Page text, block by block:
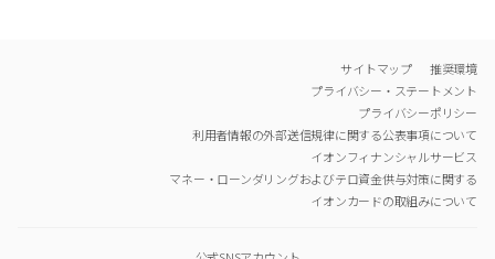
サイトマップ
推奨環境
プライバシー・ステートメント
プライバシーポリシー
利用者情報の外部送信規律に関する公表事項について
イオンフィナンシャルサービス
マネー・ローンダリングおよびテロ資金供与対策に関する
イオンカードの取組みについて
サイトマップ
推奨環境
プライバシー・ステートメント
プライバシーポリシー
利用者情報の外部送信規律に関する公表事項について
イオンフィナンシャルサービス
マネー・ローンダリングおよびテロ資金供与対策に関する
イオンカードの取組みについて